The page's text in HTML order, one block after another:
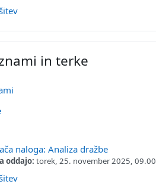
URL
in terke
URL
naloga: Analiza dražbe
oddajo: torek, 25. november 2025, 09.00
URL